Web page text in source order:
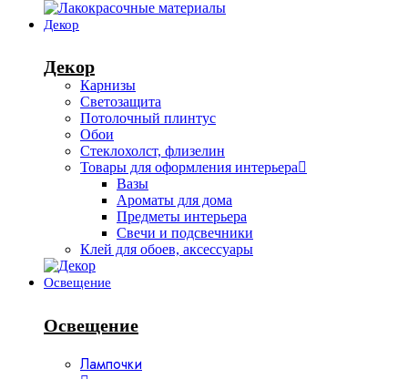
Декор
Декор
Карнизы
Светозащита
Потолочный плинтус
Обои
Стеклохолст, флизелин
Товары для оформления интерьера
Вазы
Ароматы для дома
Предметы интерьера
Свечи и подсвечники
Клей для обоев, аксессуары
Освещение
Освещение
Лампочки